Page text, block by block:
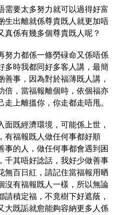
需要太多努力就可以過得好富
生出離就係尊貴既人就更加唔
真係有幾多個尊貴既人呢？
努力都係一條勞碌命又係唔係
多時我都同好多客人講，最簡
事，因為對於福薄既人講，
倍，當福報離個時，依個福亦
上離搵你，你走都走唔甩。
既經濟環境，可能係上世，
有福報既人做任何事都好順
事的人，做任何事都會遇到困
千其唔好諗話，我好少做善事
無百日紅，請記住當福報用晒
沒有福報既人一樣，所以無論
積定福，不竟樹下好遮蔭，
大既詬就愈能夠容納更多人係